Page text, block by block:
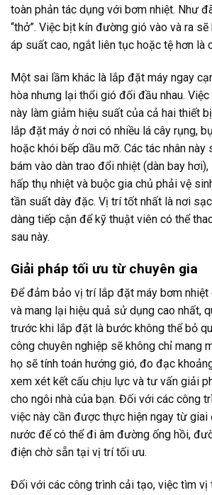
toàn phản tác dụng với bơm nhiệt. Như
“thở”. Việc bịt kín đường gió vào và ra
áp suất cao, ngắt liên tục hoặc tệ hơn là
Một sai lầm khác là lắp đặt máy ngay
hòa nhưng lại thổi gió đối đầu nhau.
này làm giảm hiệu suất của cả hai thiết
lắp đặt máy ở nơi có nhiều lá cây rụng,
hoặc khói bếp dầu mỡ. Các tác nhân này
bám vào dàn trao đổi nhiệt (dàn bay
hấp thụ nhiệt và buộc gia chủ phải vệ
tần suất dày đặc. Vị trí tốt nhất là nơi
dàng tiếp cận để kỹ thuật viên có thể
sau này.
Giải pháp tối ưu từ chuyên gia
Để đảm bảo vị trí lắp đặt máy bơm nhiệt
và mang lại hiệu quả sử dụng cao nhất,
trước khi lắp đặt là bước không thể bỏ
công chuyên nghiệp sẽ không chỉ mang
họ sẽ tính toán hướng gió, đo đạc
xem xét kết cấu chịu lực và tư vấn giải
cho ngôi nhà của bạn. Đối với các công
việc này cần được thực hiện ngay từ giai
nước để có thể đi âm đường ống hồi,
điện chờ sẵn tại vị trí tối ưu.
Đối với các công trình cải tạo, việc tìm